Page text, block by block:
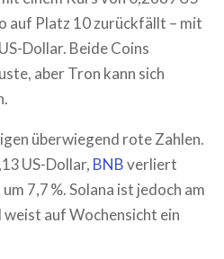
auf Platz 10 zurückfällt – mit
Dollar. Beide Coins
aber Tron kann sich
überwiegend rote Zahlen.
US-Dollar, BNBverliert
7,7 %. Solana ist jedoch am
auf Wochensicht ein